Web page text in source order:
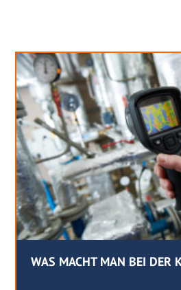
WAS MACHT MAN BEI DER